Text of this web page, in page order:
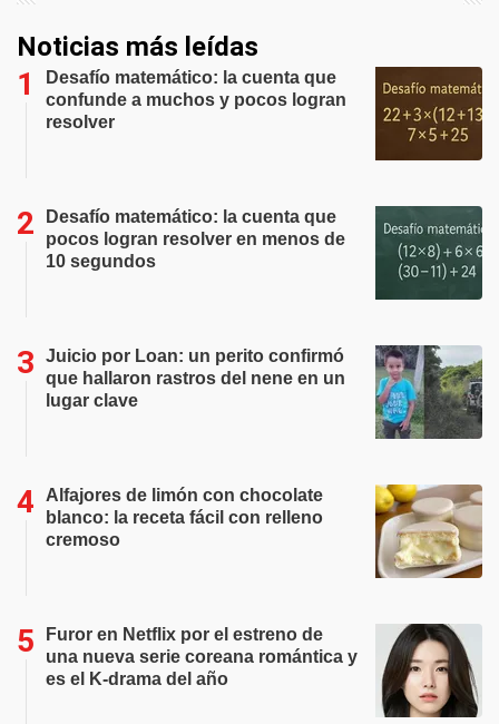
Noticias más leídas
Desafío matemático: la cuenta que
confunde a muchos y pocos logran
resolver
Desafío matemático: la cuenta que
pocos logran resolver en menos de
10 segundos
Juicio por Loan: un perito confirmó
que hallaron rastros del nene en un
lugar clave
Alfajores de limón con chocolate
blanco: la receta fácil con relleno
cremoso
Furor en Netflix por el estreno de
una nueva serie coreana romántica y
es el K-drama del año